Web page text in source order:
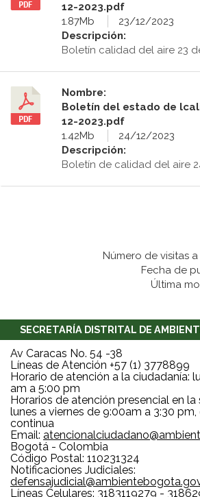
12-2023.pdf
1.87Mb
23/12/2023
Descripción:
Boletín calidad del aire 23
Nombre:
Boletín del estado de
12-2023.pdf
1.42Mb
24/12/2023
Descripción:
Boletín de calidad del aire
Número de visitas
Fecha de
Última
SECRETARÍA DISTRITAL DE
Av Caracas No. 54 -38
Líneas de Atención +57 (1) 3778899
Horario de atención a la ciudadanía:
am a 5:00 pm
Horarios de atención presencial en la
lunes a viernes de 9:00am a 3:30 pm,
continua
Email:
Bogotá - Colombia
Código Postal: 110231324
Notificaciones Judiciales:
Líneas Celulares: 3183119279 -